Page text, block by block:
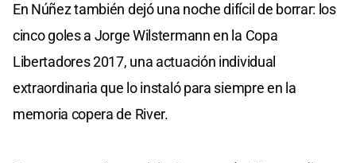
En Núñez también dejó una noche difícil de borrar: los
cinco goles a Jorge Wilstermann en la Copa
Libertadores 2017, una actuación individual
extraordinaria que lo instaló para siempre en la
memoria copera de River.